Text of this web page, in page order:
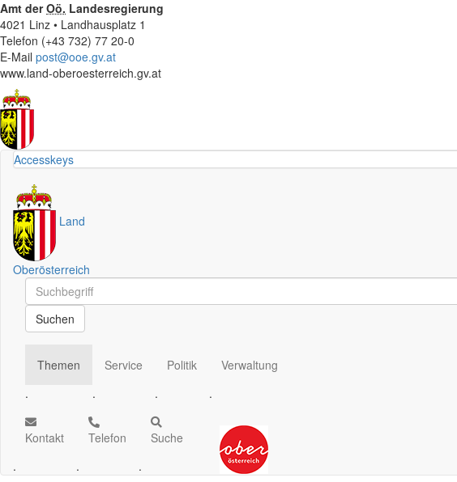
Amt derOö. Landesregierung
4021 Linz • Landhausplatz 1
Telefon (+43 732) 77 20-0
E-Mail post@ooe.gv.at
www.land-oberoesterreich.gv.at
Accesskeys
Land
Oberösterreich
Schnellsuche
Schnellsuche
Suchen
Themen
.
Service
.
Politik
.
Verwaltung
.
Kontakt
.
Telefon
.
Suche
.